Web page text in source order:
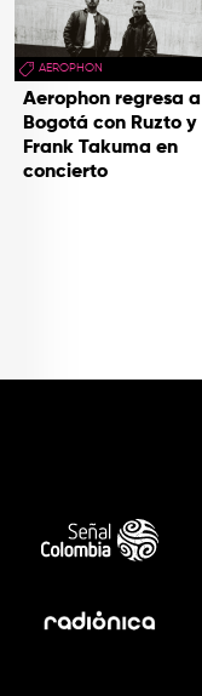
AEROPHON
Aerophon regresa a
Bogotá con Ruzto y
Frank Takuma en
concierto